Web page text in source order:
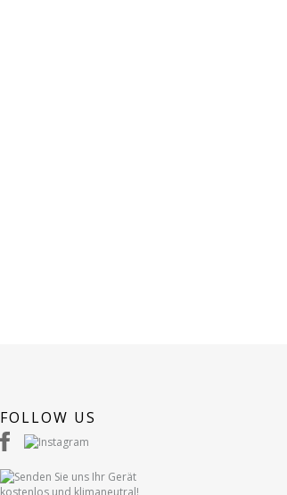
FOLLOW US